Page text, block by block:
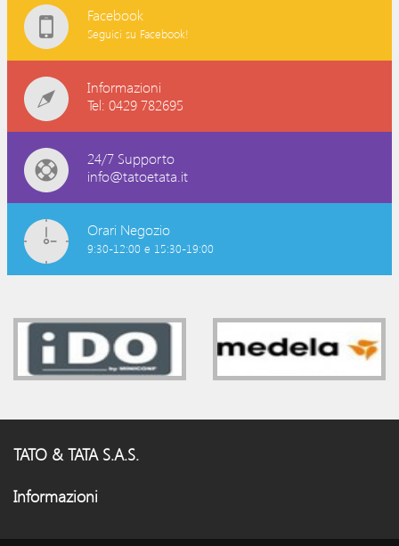
Facebook
Seguici su Facebook!
Informazioni
Tel: 0429 782695
24/7 Supporto
info@tatoetata.it
Orari Negozio
9:30-12:00 e 15:30-19:00
TATO & TATA S.A.S.
Informazioni